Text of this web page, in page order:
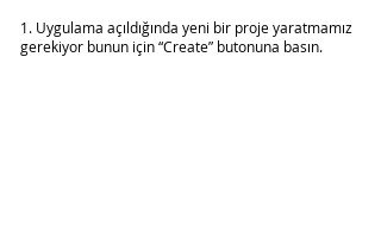
1. Uygulama açıldığında yeni bir proje yaratmamız
gerekiyor bunun için “Create” butonuna basın.